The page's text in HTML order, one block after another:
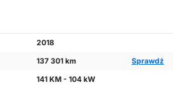
2018
137 301 km
Sprawdź
141 KM - 104 kW